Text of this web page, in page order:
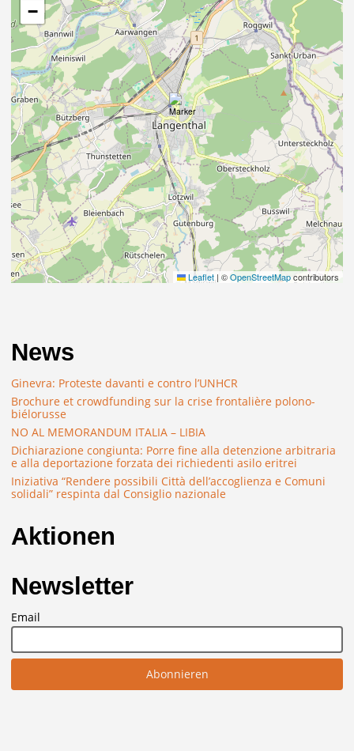
−
Leaflet | ©OpenStreetMapcontributors
News
Ginevra: Proteste davanti e contro l’UNHCR
Brochure et crowdfunding sur la crise frontalière polono-
biélorusse
NO AL MEMORANDUM ITALIA – LIBIA
Dichiarazione congiunta: Porre fine alla detenzione arbitraria
e alla deportazione forzata dei richiedenti asilo eritrei
Iniziativa “Rendere possibili Città dell’accoglienza e Comuni
solidali” respinta dal Consiglio nazionale
Aktionen
Newsletter
Email